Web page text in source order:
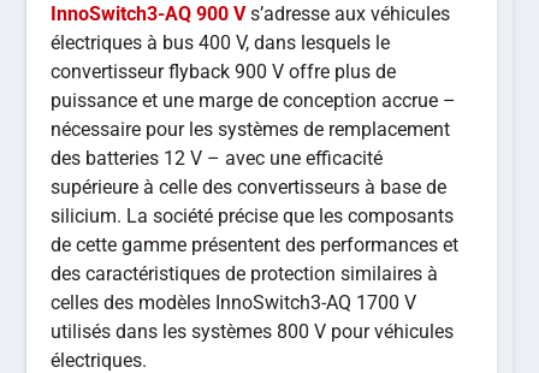
InnoSwitch3-AQ 900 Vs’adresse aux véhicules
électriques à bus 400 V, dans lesquels le
convertisseur flyback 900 V offre plus de
puissance et une marge de conception accrue –
nécessaire pour les systèmes de remplacement
des batteries 12 V – avec une efficacité
supérieure à celle des convertisseurs à base de
silicium. La société précise que les composants
de cette gamme présentent des performances et
des caractéristiques de protection similaires à
celles des modèles InnoSwitch3-AQ 1700 V
utilisés dans les systèmes 800 V pour véhicules
électriques.